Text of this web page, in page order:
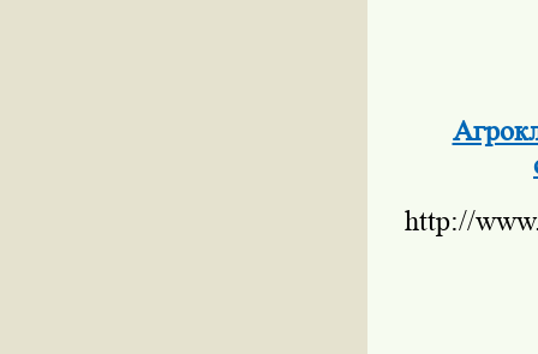
http://